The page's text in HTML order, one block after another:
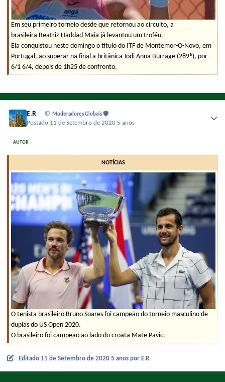
Em seu primeiro torneio desde que retornou ao circuito, a
brasileira Beatriz Haddad Maia já levantou um troféu.
Ela conquistou neste domingo o título do ITF de Montemor-O-Novo, em
Portugal, ao superar na final a britânica Jodi Anna Burrage (289ª), por
6/1 6/4, depois de 1h25 de confronto.
E.R Moderadores Globais
Postado 11 de Setembro de 2020 5 anos
AUTOR
NOTÍCIAS
O tenista brasileiro Bruno Soares foi campeão do torneio masculino de
duplas do US Open 2020.
O brasileiro foi campeão ao lado do croata Mate Pavic.
Editado 11 de Setembro de 2020 5 anos por E.R